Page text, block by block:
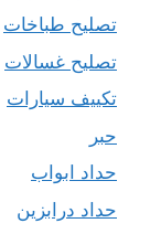
تصليح طباخات
تصليح غسالات
تكييف سيارات
حبر
حداد ابواب
حداد درابزين